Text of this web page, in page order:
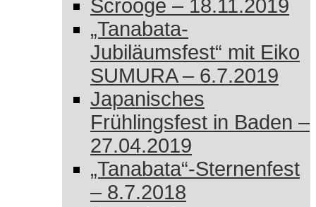
Scrooge – 18.11.2019
„Tanabata-
Jubiläumsfest“ mit Eiko
SUMURA – 6.7.2019
Japanisches
Frühlingsfest in Baden –
27.04.2019
„Tanabata“-Sternenfest
– 8.7.2018